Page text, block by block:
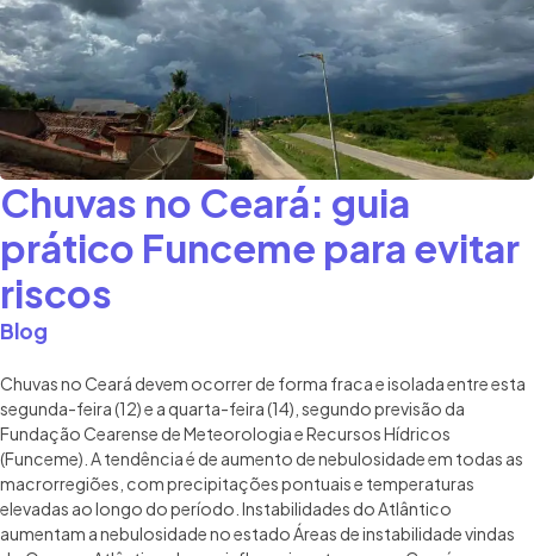
Chuvas no Ceará: guia
prático Funceme para evitar
riscos
Blog
Chuvas no Ceará devem ocorrer de forma fraca e isolada entre esta
segunda-feira (12) e a quarta-feira (14), segundo previsão da
Fundação Cearense de Meteorologia e Recursos Hídricos
(Funceme). A tendência é de aumento de nebulosidade em todas as
macrorregiões, com precipitações pontuais e temperaturas
elevadas ao longo do período. Instabilidades do Atlântico
aumentam a nebulosidade no estado Áreas de instabilidade vindas